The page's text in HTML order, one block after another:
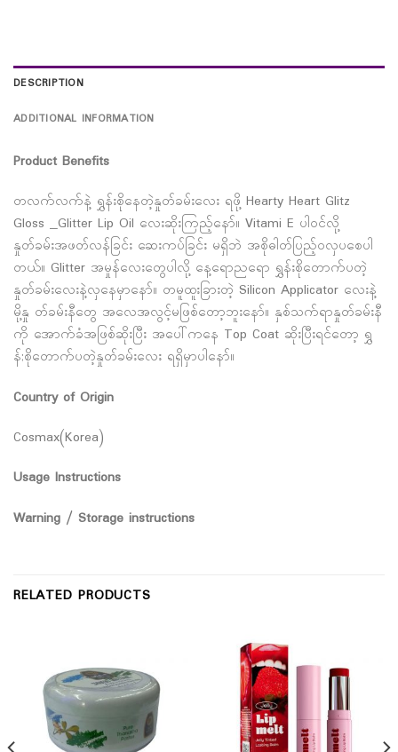
DESCRIPTION
ADDITIONAL INFORMATION
Product Benefits
တလက်လက်နဲ့ ရွှန်းစိုနေတဲ့နှုတ်ခမ်းလေး ရဖို့ Hearty Heart Glitz
Gloss _Glitter Lip Oil လေးဆိုးကြည့်နော်။ Vitami E ပါဝင်လို့
နှုတ်ခမ်းအဖတ်လန်ခြင်း ဆေးကပ်ခြင်း မရှိဘဲ အစိုဓါတ်ပြည့်ဝလှပစေပါ
တယ်။ Glitter အမှုန်လေးတွေပါလို့ နေ့ရောညရော ရွှန်းစိုတောက်ပတဲ့
နှုတ်ခမ်းလေးနဲ့လှနေမှာနော်။ တမူထူးခြားတဲ့ Silicon Applicator လေးနဲ့
မို့နှု တ်ခမ်းနီတွေ အလေအလွင့်မဖြစ်တော့ဘူးနော်။ နှစ်သက်ရာနှုတ်ခမ်းနီ
ကို အောက်ခံအဖြစ်ဆိုးပြီး အပေါ်ကနေ Top Coat ဆိုးပြီးရင်တော့ ရွှ
န်;စိုတောက်ပတဲ့နှုတ်ခမ်းလေး ရရှိမှာပါနော်။
Country of Origin
Cosmax(Korea)
Usage Instructions
Warning / Storage instructions
RELATED PRODUCTS